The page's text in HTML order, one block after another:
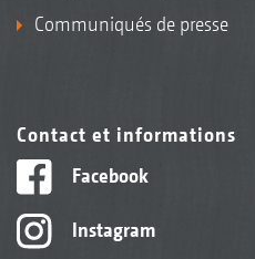
Communiqués de presse
Contact et informations
Facebook
Instagram